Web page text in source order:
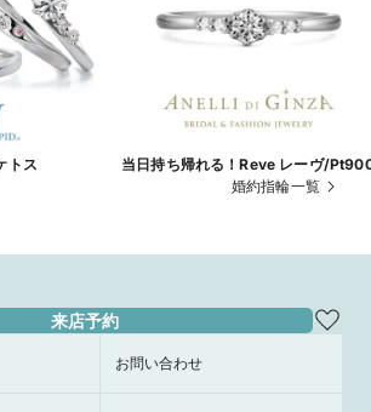
トス
当日持ち帰れる！Reve レーヴ/
婚約指輪一覧
来店予約
お問い合わせ